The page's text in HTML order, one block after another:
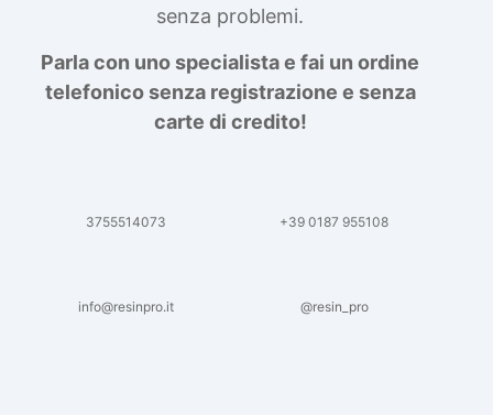
senza problemi.
Parla con uno specialista e fai un ordine
telefonico senza registrazione e senza
carte di credito!
3755514073 +39 0187 955108
info@resinpro.it @resin_pro